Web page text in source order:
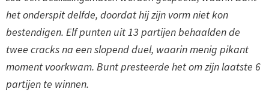
het onderspit delfde, doordat hij zijn vorm niet kon
bestendigen. Elf punten uit 13 partijen behaalden de
twee cracks na een slopend duel, waarin menig pikant
moment voorkwam. Bunt presteerde het om zijn laatste 6
partijen te winnen.